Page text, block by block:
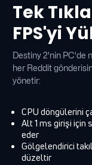
Tek
FPS'yi
Destiny 2'nin PC'de
her Reddit
yönetir:
CPU döngülerini
Alt 1 ms girişi için
eder
Gölgelendirici
düzeltir